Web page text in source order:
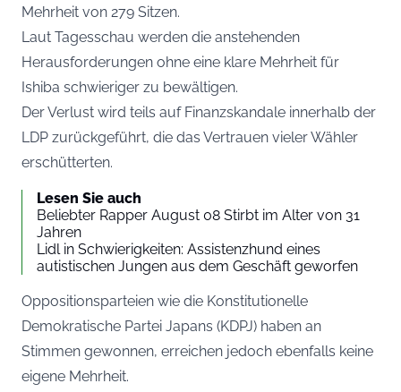
Mehrheit von 279 Sitzen.
Laut Tagesschau werden die anstehenden
Herausforderungen ohne eine klare Mehrheit für
Ishiba schwieriger zu bewältigen.
Der Verlust wird teils auf Finanzskandale innerhalb der
LDP zurückgeführt, die das Vertrauen vieler Wähler
erschütterten.
Lesen Sie auch
Beliebter Rapper August 08 Stirbt im Alter von 31
Jahren
Lidl in Schwierigkeiten: Assistenzhund eines
autistischen Jungen aus dem Geschäft geworfen
Oppositionsparteien wie die Konstitutionelle
Demokratische Partei Japans (KDPJ) haben an
Stimmen gewonnen, erreichen jedoch ebenfalls keine
eigene Mehrheit.